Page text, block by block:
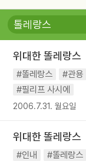
#비전캠프
#독서캠
#희망
#나눔 #친
#독서
#건강 #면
위대한 똘레랑스
#똘레랑스 #관용
#필리프 사시에
2006.7.31. 월요일
위대한 똘레랑스
#인내 #똘레랑스